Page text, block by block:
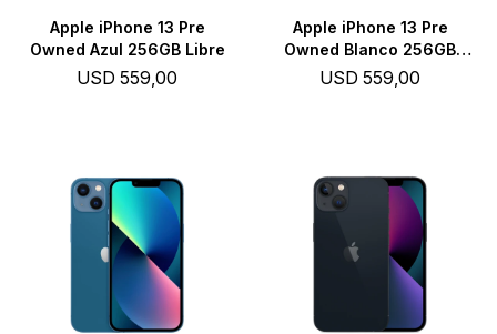
Apple iPhone 13 Pre
Owned Azul 256GB Libre
USD 559,00
Apple iPhone 13 Pre
Owned Blanco 256GB
Libre
USD 559,00